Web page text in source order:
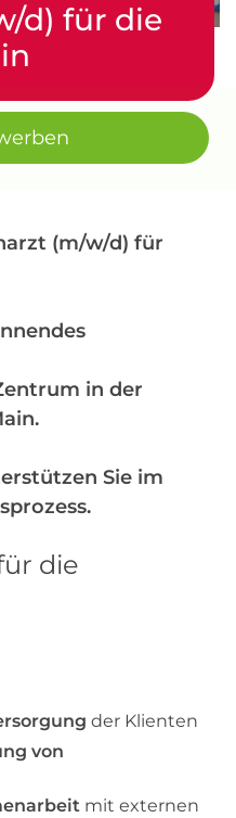
d) für die
(m/w/d) für
in der
Sie im
die
der Klienten
von
mit externen